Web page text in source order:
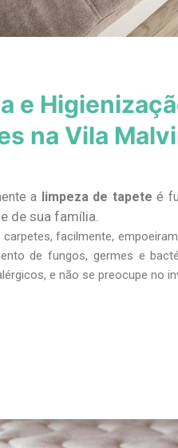
e
na Vila
a limpeza de tapete é
de sua família.
carpetes, facilmente,
de fungos, germes e
e não se preocupe no